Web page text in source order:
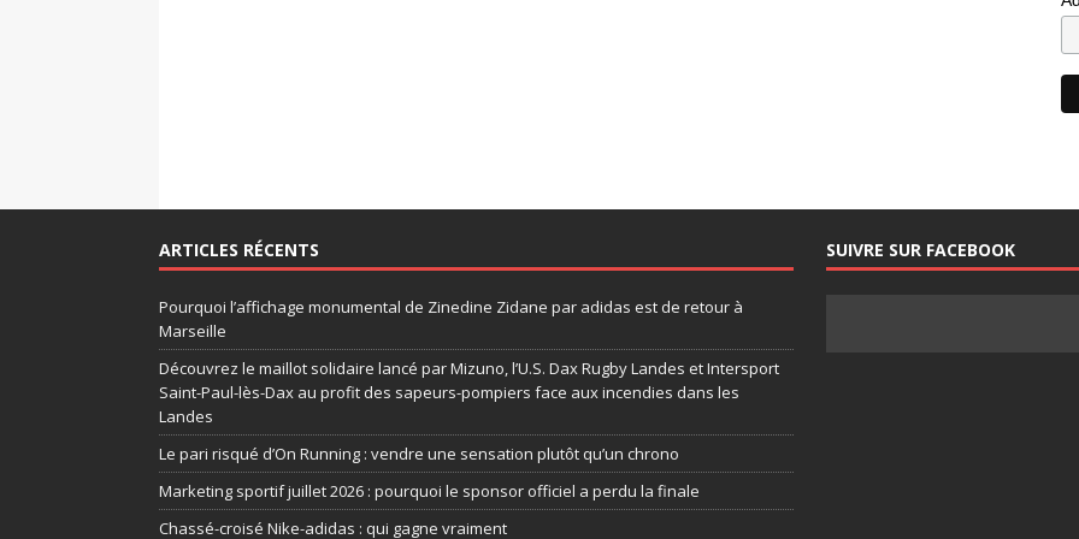
ARTICLES RÉCENTS
Pourquoi l’affichage monumental de Zinedine Zidane par adidas est de retour à
Marseille
Découvrez le maillot solidaire lancé par Mizuno, l’U.S. Dax Rugby Landes et Intersport
Saint-Paul-lès-Dax au profit des sapeurs-pompiers face aux incendies dans les
Landes
Le pari risqué d’On Running : vendre une sensation plutôt qu’un chrono
Marketing sportif juillet 2026 : pourquoi le sponsor officiel a perdu la finale
Chassé-croisé Nike-adidas : qui gagne vraiment
SUIVRE SUR FACEBOOK